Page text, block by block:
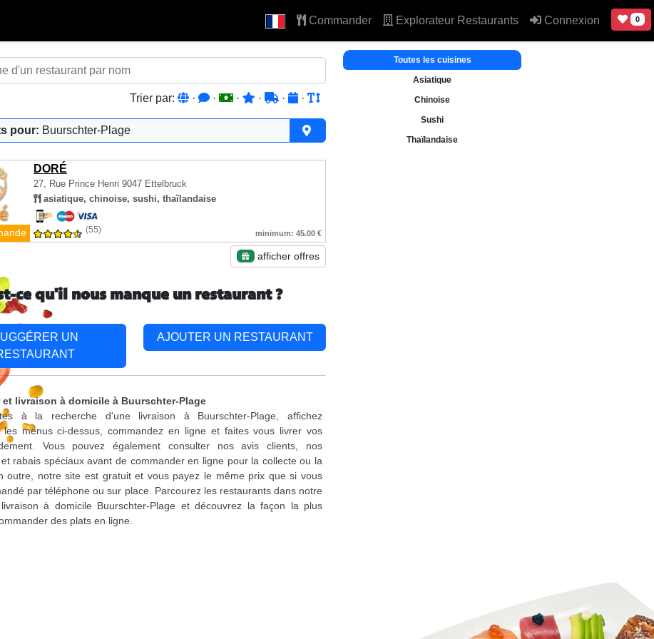
Commander Explorateur Restaurants Connexion 0
Trier par: · · · · · ·
pour: Buurschter-Plage
DORÉ
27, Rue Prince Henri 9047 Ettelbruck
asiatique, chinoise, sushi, thaïlandaise
(55) minimum: 45.00 €
afficher offres
Toutes les cuisines
Asiatique
Chinoise
Sushi
Thaïlandaise
ce qu'il nous manque un restaurant ?
UN
AJOUTER UN RESTAURANT
et livraison à domicile à Buurschter-Plage
à la recherche d'une livraison à Buurschter-Plage, affichez
les menus ci-dessus, commandez en ligne et faites vous livrer vos
Vous pouvez également consulter nos avis clients, nos
rabais spéciaux avant de commander en ligne pour la collecte ou la
outre, notre site est gratuit et vous payez le même prix que si vous
par téléphone ou sur place. Parcourez les restaurants dans notre
à domicile Buurschter-Plage et découvrez la façon la plus
des plats en ligne.